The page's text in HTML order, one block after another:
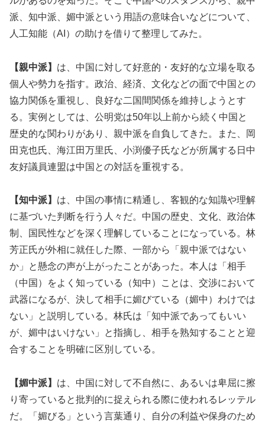
派、知中派、媚中派という用語の意味合いなどについて、
人工知能（AI）の助けを借りて整理してみた。
【親中派】 は、中国に対して好意的・友好的な立場を取る
個人や勢力を指す。政治、経済、文化などの面で中国との
協力関係を重視し、良好な二国間関係を維持しようとす
る。実例としては、公明党は50年以上前から続く中国と
歴史的な関わりがあり、親中派を自負してきた。また、岡
田克也氏、海江田万里氏、小渕優子氏などが所属する日中
友好議員連盟は中国との対話を重視する。
【知中派】 は、中国の事情に精通し、客観的な知識や理解
に基づいた判断を行う人々だ。中国の歴史、文化、政治体
制、国民性などを深く理解していることになっている。林
芳正氏が外相に就任した際、一部から「親中派ではない
か」と懸念の声が上がったことがあった。本人は「相手
（中国）をよく知っている（知中）ことは、交渉において
武器になるが、決して相手に媚びている（媚中）わけでは
ない」と説明している。林氏は「知中派であってもいい
が、媚中はいけない」と指摘し、相手を熟知することと迎
合することを明確に区別している。
【媚中派】 は、中国に対して不自然に、あるいは卑屈に擦
り寄っていると批判的に捉えられる際に使われるレッテル
だ。「媚びる」という言葉通り、自分の利益や保身のため